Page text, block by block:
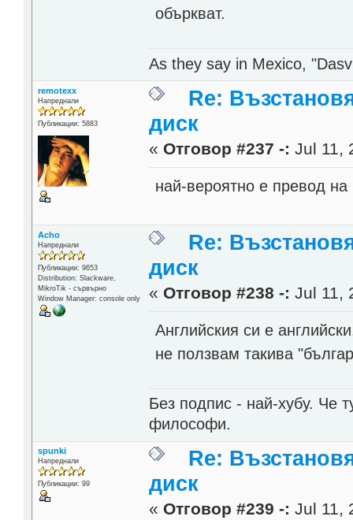
объркват.
As they say in Mexico,
remotexx
Напреднали
Публикации: 5883
Re:
диск
« Отговор #237 -: Jul 11,
най-вероятно е превод
Acho
Напреднали
Публикации: 9653
Distribution: Slackware,
MikroTik - сървърно
Window Manager: console only
Re:
диск
« Отговор #238 -: Jul 11,
Английския си е
не ползвам такива
Без подпис - най-хубу. Че
философи.
spunki
Напреднали
Публикации: 99
Re:
диск
« Отговор #239 -: Jul 11,